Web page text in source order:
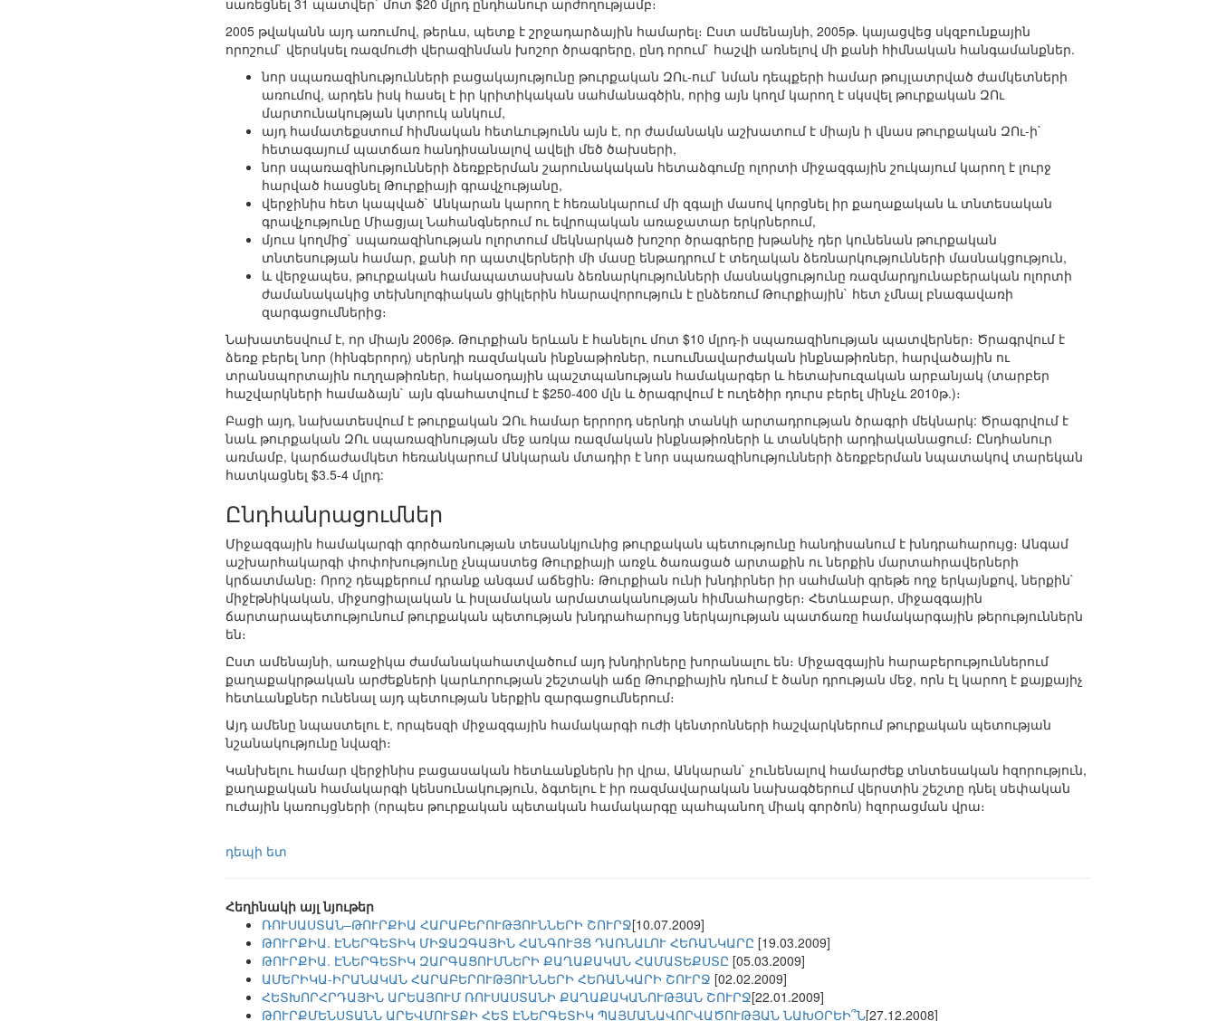
սառեցնել 31 պատվեր` մոտ $20 մլրդ ընդհանուր արժողությամբ։
2005 թվականն այդ առումով, թերևս, պետք է շրջադարձային համարել։ Ըստ ամենայնի, 2005թ. կայացվեց սկզբունքային
որոշում` վերսկսել ռազմուժի վերազինման խոշոր ծրագրերը, ընդ որում` հաշվի առնելով մի քանի հիմնական հանգամանքներ.
նոր սպառազինությունների բացակայությունը թուրքական ԶՈւ-ում` նման դեպքերի համար թույլատրված ժամկետների
առումով, արդեն իսկ հասել է իր կրիտիկական սահմանագծին, որից այն կողմ կարող է սկսվել թուրքական ԶՈւ
մարտունակության կտրուկ անկում,
այդ համատեքստում հիմնական հետևությունն այն է, որ ժամանակն աշխատում է միայն ի վնաս թուրքական ԶՈւ-ի`
հետագայում պատճառ հանդիսանալով ավելի մեծ ծախսերի,
նոր սպառազինությունների ձեռքբերման շարունակական հետաձգումը ոլորտի միջազգային շուկայում կարող է լուրջ
հարված հասցնել Թուրքիայի գրավչությանը,
վերջինիս հետ կապված` Անկարան կարող է հեռանկարում մի զգալի մասով կորցնել իր քաղաքական և տնտեսական
գրավչությունը Միացյալ Նահանգներում ու եվրոպական առաջատար երկրներում,
մյուս կողմից` սպառազինության ոլորտում մեկնարկած խոշոր ծրագրերը խթանիչ դեր կունենան թուրքական
տնտեսության համար, քանի որ պատվերների մի մասը ենթադրում է տեղական ձեռնարկությունների մասնակցություն,
և վերջապես, թուրքական համապատասխան ձեռնարկությունների մասնակցությունը ռազմարդյունաբերական ոլորտի
ժամանակակից տեխնոլոգիական ցիկլերին հնարավորություն է ընձեռում Թուրքիային` հետ չմնալ բնագավառի
զարգացումներից։
Նախատեսվում է, որ միայն 2006թ. Թուրքիան երևան է հանելու մոտ $10 մլրդ-ի սպառազինության պատվերներ։ Ծրագրվում է
ձեռք բերել նոր (հինգերորդ) սերնդի ռազմական ինքնաթիռներ, ուսումնավարժական ինքնաթիռներ, հարվածային ու
տրանսպորտային ուղղաթիռներ, հակաօդային պաշտպանության համակարգեր և հետախուզական արբանյակ (տարբեր
հաշվարկների համաձայն` այն գնահատվում է $250-400 մլն և ծրագրվում է ուղեծիր դուրս բերել մինչև 2010թ.)։
Բացի այդ, նախատեսվում է թուրքական ԶՈւ համար երրորդ սերնդի տանկի արտադրության ծրագրի մեկնարկ: Ծրագրվում է
նաև թուրքական ԶՈւ սպառազինության մեջ առկա ռազմական ինքնաթիռների և տանկերի արդիականացում։ Ընդհանուր
առմամբ, կարճաժամկետ հեռանկարում Անկարան մտադիր է նոր սպառազինությունների ձեռքբերման նպատակով տարեկան
հատկացնել $3.5-4 մլրդ:
Ընդհանրացումներ
Միջազգային համակարգի գործառնության տեսանկյունից թուրքական պետությունը հանդիսանում է խնդրահարույց։ Անգամ
աշխարհակարգի փոփոխությունը չնպաստեց Թուրքիայի առջև ծառացած արտաքին ու ներքին մարտահրավերների
կրճատմանը։ Որոշ դեպքերում դրանք անգամ աճեցին։ Թուրքիան ունի խնդիրներ իր սահմանի գրեթե ողջ երկայնքով, ներքին`
միջէթնիկական, միջսոցիալական և իսլամական արմատականության հիմնահարցեր։ Հետևաբար, միջազգային
ճարտարապետությունում թուրքական պետության խնդրահարույց ներկայության պատճառը համակարգային թերություններն
են։
Ըստ ամենայնի, առաջիկա ժամանակահատվածում այդ խնդիրները խորանալու են։ Միջազգային հարաբերություններում
քաղաքակրթական արժեքների կարևորության շեշտակի աճը Թուրքիային դնում է ծանր դրության մեջ, որն էլ կարող է քայքայիչ
հետևանքներ ունենալ այդ պետության ներքին զարգացումներում։
Այդ ամենը նպաստելու է, որպեսզի միջազգային համակարգի ուժի կենտրոնների հաշվարկներում թուրքական պետության
նշանակությունը նվազի։
Կանխելու համար վերջինիս բացասական հետևանքներն իր վրա, Անկարան` չունենալով համարժեք տնտեսական հզորություն,
քաղաքական համակարգի կենսունակություն, ձգտելու է իր ռազմավարական նախագծերում վերստին շեշտը դնել սեփական
ուժային կառույցների (որպես թուրքական պետական համակարգը պահպանող միակ գործոն) հզորացման վրա։
դեպի ետ
Հեղինակի այլ նյութեր
ՌՈՒՍԱՍՏԱՆ–ԹՈՒՐՔԻԱ ՀԱՐԱԲԵՐՈՒԹՅՈՒՆՆԵՐԻ ՇՈՒՐՋ[10.07.2009]
ԹՈՒՐՔԻԱ. ԷՆԵՐԳԵՏԻԿ ՄԻՋԱԶԳԱՅԻՆ ՀԱՆԳՈՒՅՑ ԴԱՌՆԱԼՈՒ ՀԵՌԱՆԿԱՐԸ [19.03.2009]
ԹՈՒՐՔԻԱ. ԷՆԵՐԳԵՏԻԿ ԶԱՐԳԱՑՈՒՄՆԵՐԻ ՔԱՂԱՔԱԿԱՆ ՀԱՄԱՏԵՔՍՏԸ [05.03.2009]
ԱՄԵՐԻԿԱ-ԻՐԱՆԱԿԱՆ ՀԱՐԱԲԵՐՈՒԹՅՈՒՆՆԵՐԻ ՀԵՌԱՆԿԱՐԻ ՇՈՒՐՋ [02.02.2009]
ՀԵՏԽՈՐՀՐԴԱՅԻՆ ԱՐԵԱՅՈՒՄ ՌՈՒՍԱՍՏԱՆԻ ՔԱՂԱՔԱԿԱՆՈՒԹՅԱՆ ՇՈՒՐՋ[22.01.2009]
ԹՈՒՐՔՄԵՆՍՏԱՆՆ ԱՐԵՎՄՈՒՏՔԻ ՀԵՏ ԷՆԵՐԳԵՏԻԿ ՊԱՅՄԱՆԱՎՈՐՎԱԾՈՒԹՅԱՆ ՆԱԽՕՐԵԻ՞Ն[27.12.2008]